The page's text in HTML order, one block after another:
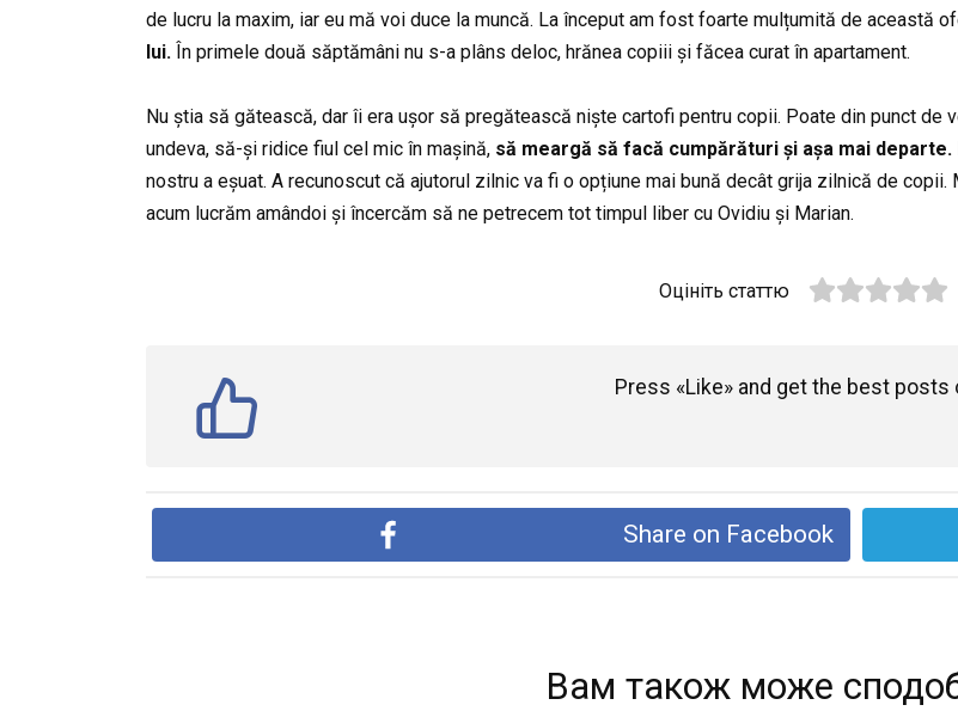
de lucru la maxim, iar eu mă voi duce la muncă. La început am fost foarte mulțumită de această
lui. În primele două săptămâni nu s-a plâns deloc, hrănea copiii și făcea curat în apartament.
Nu știa să gătească, dar îi era ușor să pregătească niște cartofi pentru copii. Poate din punct
undeva, să-și ridice fiul cel mic în mașină, să meargă să facă cumpărături și așa mai departe.
nostru a eșuat. A recunoscut că ajutorul zilnic va fi o opțiune mai bună decât grija zilnică de
acum lucrăm amândoi și încercăm să ne petrecem tot timpul liber cu Ovidiu și Marian.
Оцініть статтю
Press «Like» and get the best posts
Share on Facebook
Вам також може